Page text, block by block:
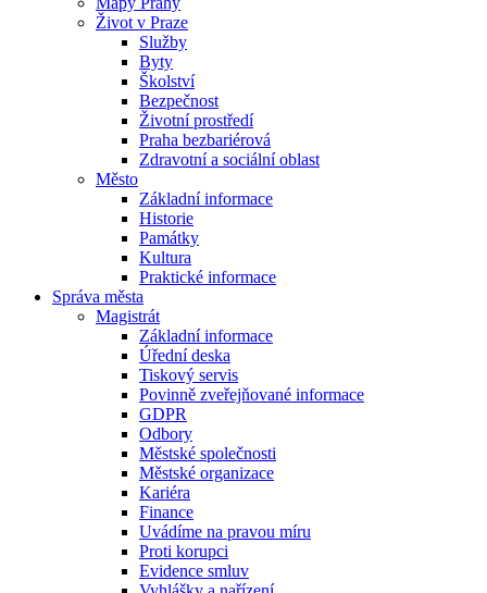
Život v Praze
Služby
Byty
Školství
Bezpečnost
Životní prostředí
Praha bezbariérová
Zdravotní a sociální oblast
Město
Základní informace
Historie
Památky
Kultura
Praktické informace
Správa města
Magistrát
Základní informace
Úřední deska
Tiskový servis
Povinně zveřejňované informace
GDPR
Odbory
Městské společnosti
Městské organizace
Kariéra
Finance
Uvádíme na pravou míru
Proti korupci
Evidence smluv